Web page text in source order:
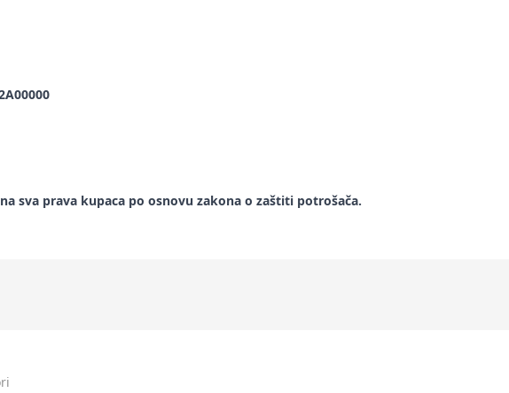
sva prava kupaca po osnovu zakona o zaštiti potrošača.